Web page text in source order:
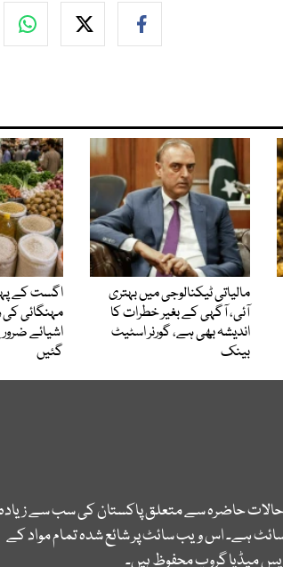
مالیاتی ٹیکنالوجی میں بہتری
آئی، آگہی کے بغیر خطرات کا
اندیشہ بھی ہے، گورنر اسٹیٹ
بینک
اگست کے
اشیائے
گئیں
حالات حاضرہ سے متعلق پاکستان کی سب سے
ہے۔ اس ویب سائٹ پر شائع شدہ تمام مواد کے
میڈیا گروپ محفوظ ہیں۔